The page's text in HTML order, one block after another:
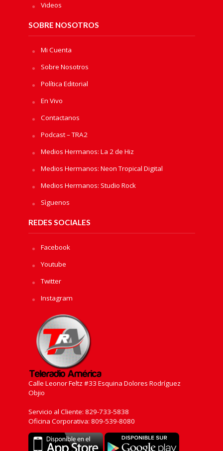
Videos
SOBRE NOSOTROS
Mi Cuenta
Sobre Nosotros
Política Editorial
En Vivo
Contactanos
Podcast – TRA2
Medios Hermanos: La 2 de Hiz
Medios Hermanos: Neon Tropical Digital
Medios Hermanos: Studio Rock
Sìguenos
REDES SOCIALES
Facebook
Youtube
Twitter
Instagram
Calle Leonor Feltz #33 Esquina Dolores Rodríguez
Objio
Servicio al Cliente: 829-733-5838
Oficina Corporativa: 809-539-8080